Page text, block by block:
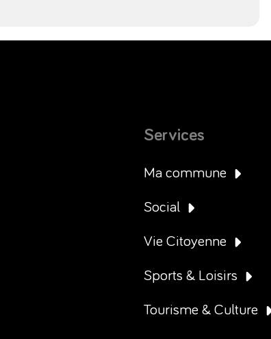
Services
Ma commune
Social
Vie Citoyenne
Sports & Loisirs
Tourisme & Culture